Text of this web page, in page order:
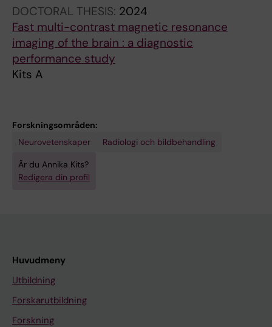
Lundberg P
DOCTORAL THESIS: 2024
Fast multi-contrast magnetic resonance
imaging of the brain : a diagnostic
performance study
Kits A
Forskningsområden:
Neurovetenskaper
Radiologi och bildbehandling
Är du Annika Kits?
Redigera din profil
Huvudmeny
Utbildning
Forskarutbildning
Forskning